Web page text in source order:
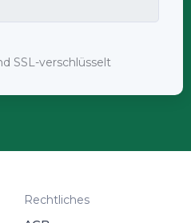
SSL-verschlüsselt
Rechtliches